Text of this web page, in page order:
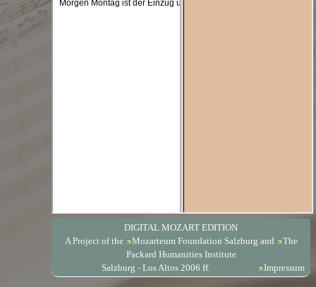
DIGITAL MOZART EDITION
A Project of the
Mozarteum Foundation Salzburg and
The
Packard Humanities Institute
Salzburg - Los Altos 2006 ff.
Impressum